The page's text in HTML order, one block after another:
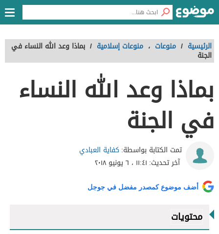
الرئيسية / منوعات ، منوعات إسلامية / بماذا وعد الله النساء في
الجنة
بماذا وعد الله النساء
في الجنة
تمت الكتابة بواسطة: كفاية العبادي
آخر تحديث: ١١:٤١ ، ٦ يونيو ٢٠١٨
أضف موضوع كمصدر مفضل في جوجل
محتويات